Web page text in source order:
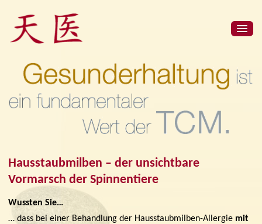
Hausstaubmilben – der unsichtbare
Vormarsch der Spinnentiere
Wussten Sie…
… dass bei einer Behandlung der Hausstaubmilben-Allergie mit